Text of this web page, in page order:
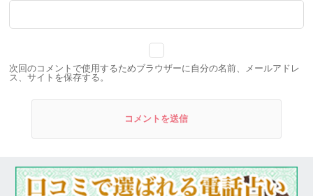
次回のコメントで使用するためブラウザーに自分の名前、メールアドレ
ス、サイトを保存する。